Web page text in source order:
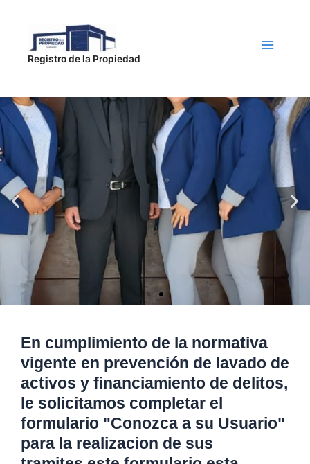
contenido
Registro de la Propiedad
Menu
SERVICIOS EN
LÍNEA
INGRESAR
En cumplimiento de la normativa
vigente en prevención de lavado de
activos y financiamiento de delitos,
le solicitamos completar el
formulario "Conozca a su Usuario"
para la realizacion de sus